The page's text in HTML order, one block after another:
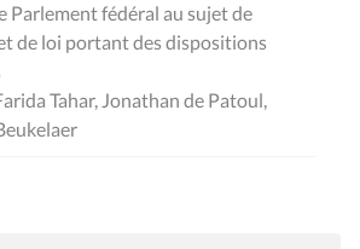
Parlement fédéral au sujet de
de loi portant des dispositions
Tahar, Jonathan de Patoul,